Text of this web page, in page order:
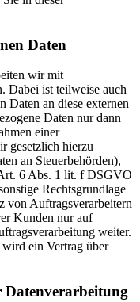
Daten
wir mit
Dabei ist teilweise auch
Daten an diese externen
Daten nur dann
einer
gesetzlich hierzu
an Steuerbehörden),
6 Abs. 1 lit. f DSGVO
Rechtsgrundlage
von Auftragsverarbeitern
Kunden nur auf
weiter.
ein Vertrag über